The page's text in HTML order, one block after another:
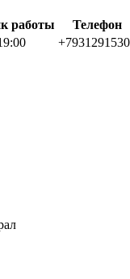
работы Телефон